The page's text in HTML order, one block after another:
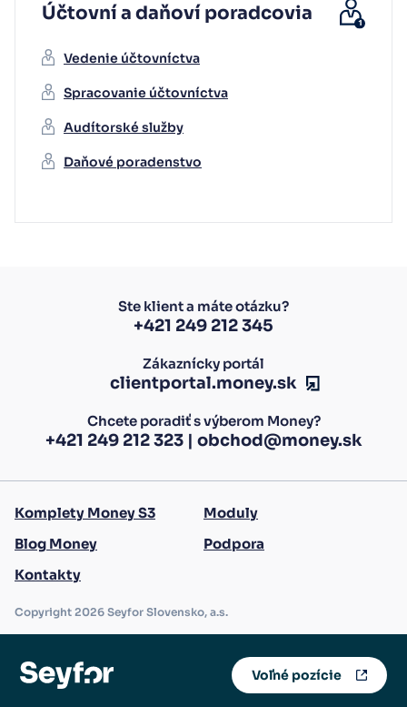
Účtovní a daňoví poradcovia
Vedenie účtovníctva
Spracovanie účtovníctva
Audítorské služby
Daňové poradenstvo
Ste klient a máte otázku?
+421 249 212 345
Zákaznícky portál
clientportal.money.sk
Chcete poradiť s výberom Money?
+421 249 212 323| obchod@money.sk
Komplety Money S3
Moduly
Blog Money
Podpora
Kontakty
Copyright 2026 Seyfor Slovensko, a.s.
Voľné pozície